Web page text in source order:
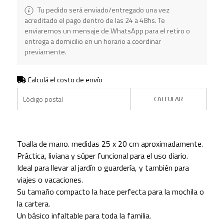
Tu pedido será enviado/entregado una vez
acreditado el pago dentro de las 24 a 48hs. Te
enviaremos un mensaje de WhatsApp para el retiro o
entrega a domicilio en un horario a coordinar
previamente.
Calculá el costo de envío
CALCULAR
Toalla de mano. medidas 25 x 20 cm aproximadamente.
Práctica, liviana y súper funcional para el uso diario.
Ideal para llevar al jardín o guardería, y también para
viajes o vacaciones.
Su tamaño compacto la hace perfecta para la mochila o
la cartera.
Un básico infaltable para toda la familia.